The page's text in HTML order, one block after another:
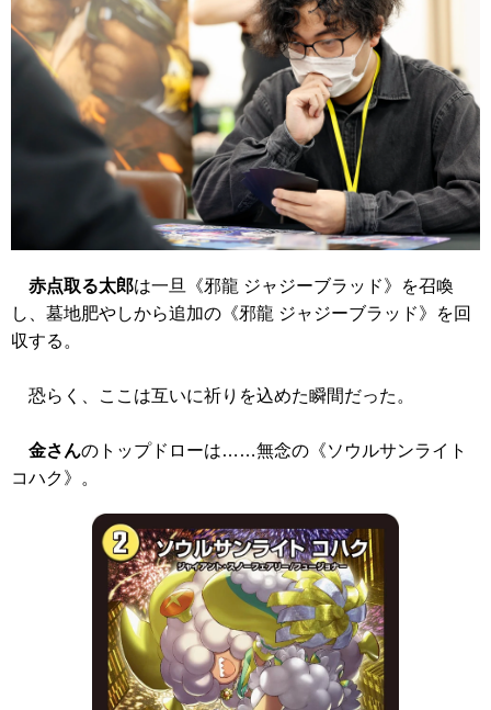
赤点取る太郎は一旦 《邪龍 ジャジーブラッド》
を召喚
し、墓地肥やしから追加の 《邪龍 ジャジーブラッド》
を回
収する。
恐らく、ここは互いに祈りを込めた瞬間だった。
金さんのトップドローは……無念の 《ソウルサンライト
コハク》
。